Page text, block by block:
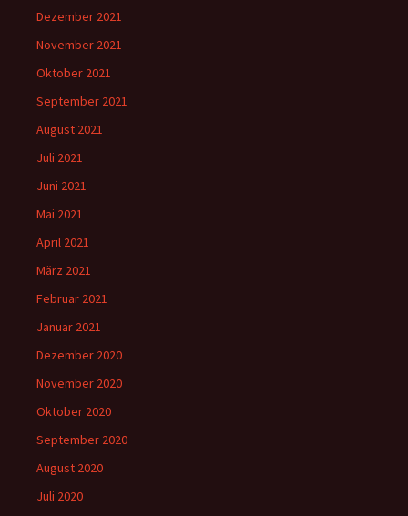
Dezember 2021
November 2021
Oktober 2021
September 2021
August 2021
Juli 2021
Juni 2021
Mai 2021
April 2021
März 2021
Februar 2021
Januar 2021
Dezember 2020
November 2020
Oktober 2020
September 2020
August 2020
Juli 2020